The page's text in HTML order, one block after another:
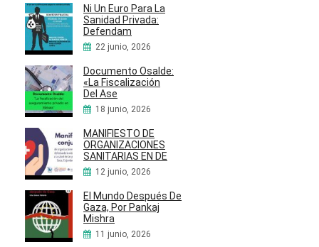
Ni Un Euro Para La
Sanidad Privada:
Defendam
22 junio, 2026
Documento Osalde:
«La Fiscalización
Del Ase
18 junio, 2026
MANIFIESTO DE
ORGANIZACIONES
SANITARIAS EN DE
12 junio, 2026
El Mundo Después De
Gaza, Por Pankaj
Mishra
11 junio, 2026